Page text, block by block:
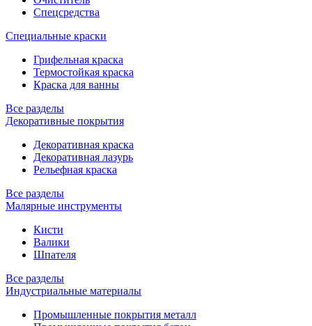
Спецсредства
Специальные краски
Грифельная краска
Термостойкая краска
Краска для ванны
Все разделы
Декоративные покрытия
Декоративная краска
Декоративная лазурь
Рельефная краска
Все разделы
Малярные инструменты
Кисти
Валики
Шпателя
Все разделы
Индустриальные материалы
Промышленные покрытия металл